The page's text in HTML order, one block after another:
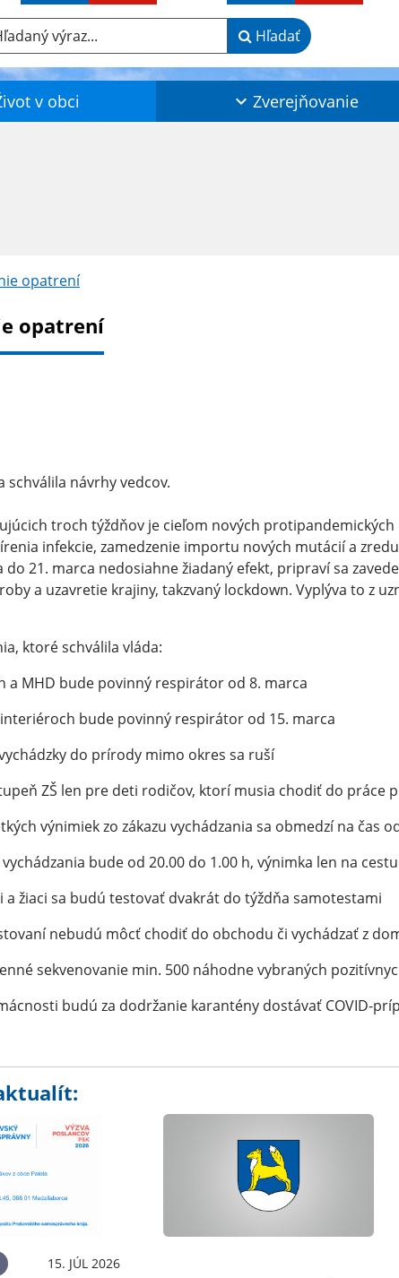
výraz... Hľadať
v obci Zverejňovanie
opatrení
opatrení
schválila návrhy vedcov.
troch týždňov je cieľom nových
infekcie, zamedzenie importu nových mutácií a
do 21. marca nedosiahne žiadaný efekt, pripraví sa
a uzavretie krajiny, takzvaný lockdown. Vyplýva to z
ktoré schválila vláda:
a MHD bude povinný respirátor od 8. marca
bude povinný respirátor od 15. marca
do prírody mimo okres sa ruší
ZŠ len pre deti rodičov, ktorí musia chodiť do práce
výnimiek zo zákazu vychádzania sa obmedzí na čas
vychádzania bude od 20.00 do 1.00 h, výnimka len na
a žiaci sa budú testovať dvakrát do týždňa samotestami
nebudú môcť chodiť do obchodu či vychádzať z
sekvenovanie min. 500 náhodne vybraných
budú za dodržanie karantény dostávať COVID-
15. JÚL 2026